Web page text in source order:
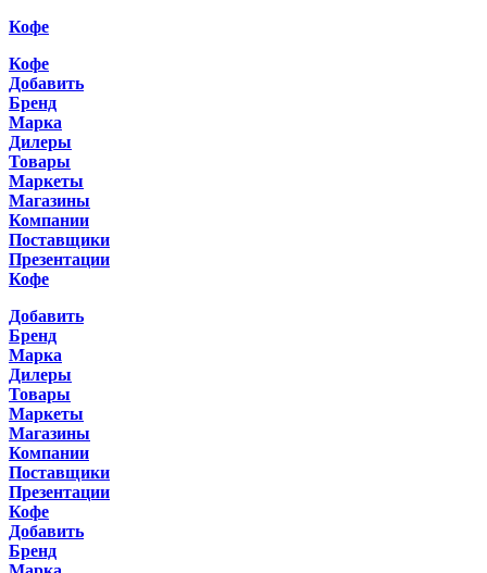
Кофе
Кофе
Добавить
Бренд
Марка
Дилеры
Товары
Маркеты
Магазины
Компании
Поставщики
Презентации
Кофе
Добавить
Бренд
Марка
Дилеры
Товары
Маркеты
Магазины
Компании
Поставщики
Презентации
Кофе
Добавить
Бренд